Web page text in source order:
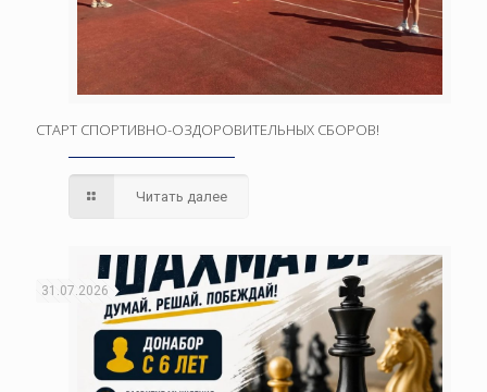
СТАРТ СПОРТИВНО-ОЗДОРОВИТЕЛЬНЫХ СБОРОВ!
Читать далее
31.07.2026